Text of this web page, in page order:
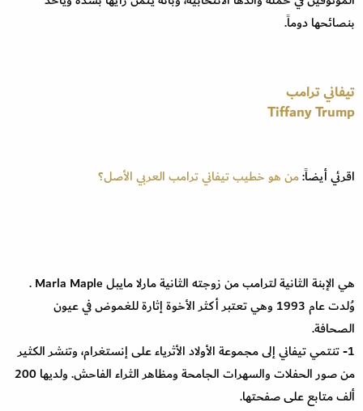
بنصائحها دوماً.
تيفاني ترامب
Tiffany Trump
اقرئي أيضاً:من هو خطيب تيفاني ترامب العربي الأصل؟
هي الإبنة الثانية لترامب من زوجته الثانية مارلا مايبل Marla Maple .
وُلدت عام 1993 وهي تعتبر أكثر الأخوة إثارة للغموض في عيون
الصحافة.
1- تنتمي تيفاني إلى مجموعة الأولاد الأثرياء على إنستغرام، وتنشر الكثير
من صور الحفلات والسهرات الجامحة ومظاهر الثراء الفاحش. ولديها 200
ألف متابع على صفحتها.